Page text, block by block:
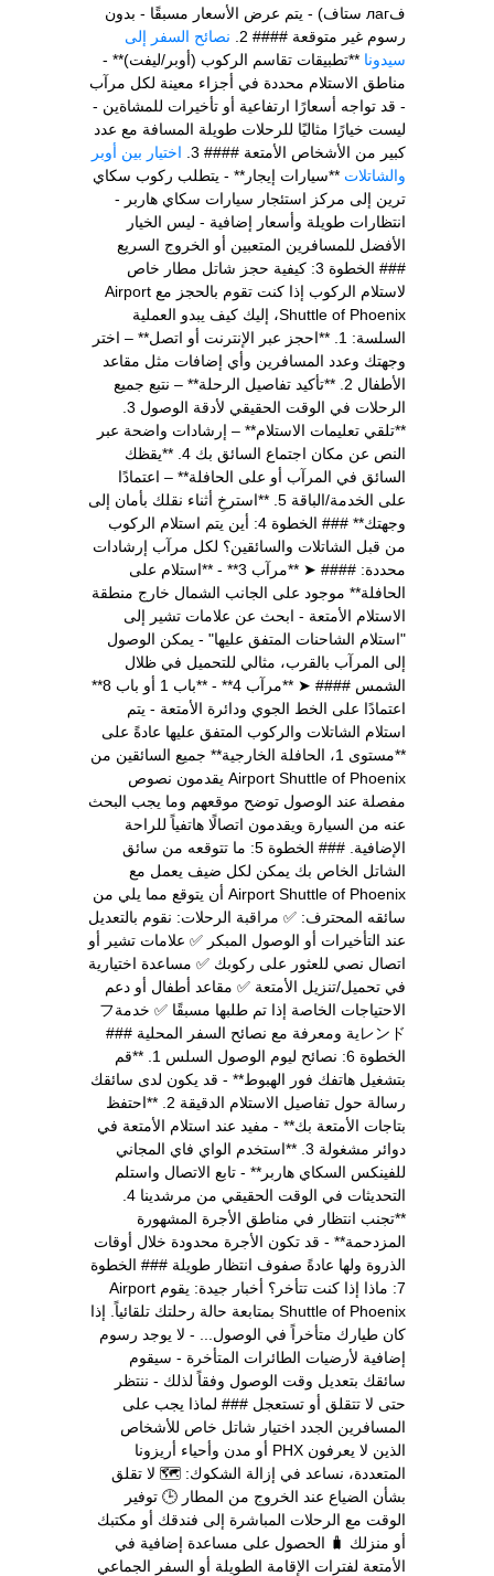
فлаг ستاف) - يتم عرض الأسعار مسبقًا - بدون
رسوم غير متوقعة #### 2.
نصائح السفر إلى
سيدونا **تطبيقات تقاسم الركوب (أوبر/ليفت)** -
مناطق الاستلام محددة في أجزاء معينة لكل مرآب
- قد تواجه أسعارًا ارتفاعية أو تأخيرات للمشاةين -
ليست خيارًا مثاليًا للرحلات طويلة المسافة مع عدد
كبير من الأشخاص الأمتعة #### 3.
اختيار بين أوبر
والشاتلات **سيارات إيجار** - يتطلب ركوب سكاي
ترين إلى مركز استئجار سيارات سكاي هاربر -
انتظارات طويلة وأسعار إضافية - ليس الخيار
الأفضل للمسافرين المتعبين أو الخروج السريع
### الخطوة 3: كيفية حجز شاتل مطار خاص
لاستلام الركوب إذا كنت تقوم بالحجز مع Airport
Shuttle of Phoenix، إليك كيف يبدو العملية
السلسة: 1. **احجز عبر الإنترنت أو اتصل** – اختر
وجهتك وعدد المسافرين وأي إضافات مثل مقاعد
الأطفال 2. **تأكيد تفاصيل الرحلة** – نتبع جميع
**تلقي تعليمات الاستلام** – إرشادات واضحة عبر
النص عن مكان اجتماع السائق بك 4. **يقظك
السائق في المرآب أو على الحافلة** – اعتمادًا
على الخدمة/الباقة 5. **استرخِ أثناء نقلك بأمان إلى
وجهتك** ### الخطوة 4: أين يتم استلام الركوب
من قبل الشاتلات والسائقين؟ لكل مرآب إرشادات
محددة: #### ➤ **مرآب 3** - **استلام على
الحافلة** موجود على الجانب الشمال خارج منطقة
الاستلام الأمتعة - ابحث عن علامات تشير إلى
"استلام الشاحنات المتفق عليها" - يمكن الوصول
إلى المرآب بالقرب، مثالي للتحميل في ظلال
الشمس #### ➤ **مرآب 4** - **باب 1 أو باب 8**
اعتمادًا على الخط الجوي ودائرة الأمتعة - يتم
استلام الشاتلات والركوب المتفق عليها عادةً على
**مستوى 1، الحافلة الخارجية** جميع السائقين من
Airport Shuttle of Phoenix يقدمون نصوص
مفصلة عند الوصول توضح موقعهم وما يجب البحث
عنه من السيارة ويقدمون اتصالًا هاتفياً للراحة
الإضافية. ### الخطوة 5: ما تتوقعه من سائق
الشاتل الخاص بك يمكن لكل ضيف يعمل مع
Airport Shuttle of Phoenix أن يتوقع مما يلي من
سائقه المحترف: ✅ مراقبة الرحلات: نقوم بالتعديل
عند التأخيرات أو الوصول المبكر ✅ علامات تشير أو
اتصال نصي للعثور على ركوبك ✅ مساعدة اختيارية
في تحميل/تنزيل الأمتعة ✅ مقاعد أطفال أو دعم
الاحتياجات الخاصة إذا تم طلبها مسبقًا ✅ خدمةフ
レンドية ومعرفة مع نصائح السفر المحلية ###
الخطوة 6: نصائح ليوم الوصول السلس 1. **قم
بتشغيل هاتفك فور الهبوط** - قد يكون لدى سائقك
رسالة حول تفاصيل الاستلام الدقيقة 2. **احتفظ
بتاجات الأمتعة بك** - مفيد عند استلام الأمتعة في
دوائر مشغولة 3. **استخدم الواي فاي المجاني
للفينكس السكاي هاربر** - تابع الاتصال واستلم
**تجنب انتظار في مناطق الأجرة المشهورة
المزدحمة** - قد تكون الأجرة محدودة خلال أوقات
الذروة ولها عادةً صفوف انتظار طويلة ### الخطوة
7: ماذا إذا كنت تتأخر؟ أخبار جيدة: يقوم Airport
Shuttle of Phoenix بمتابعة حالة رحلتك تلقائياً. إذا
كان طيارك متأخراً في الوصول... - لا يوجد رسوم
إضافية لأرضيات الطائرات المتأخرة - سيقوم
سائقك بتعديل وقت الوصول وفقاً لذلك - ننتظر
حتى لا تتقلق أو تستعجل ### لماذا يجب على
المسافرين الجدد اختيار شاتل خاص للأشخاص
الذين لا يعرفون PHX أو مدن وأحياء أريزونا
المتعددة، نساعد في إزالة الشكوك: 🗺️ لا تقلق
بشأن الضياع عند الخروج من المطار 🕒 توفير
الوقت مع الرحلات المباشرة إلى فندقك أو مكتبك
أو منزلك 🧳 الحصول على مساعدة إضافية في
الأمتعة لفترات الإقامة الطويلة أو السفر الجماعي